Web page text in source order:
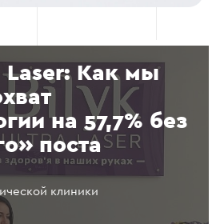
Laser: Как мы
на 57,7% без
поста
клиники